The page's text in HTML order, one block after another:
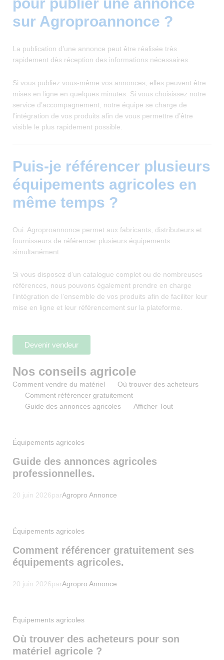
pour publier une annonce
sur Agroproannonce ?
La publication d’une annonce peut être réalisée très
rapidement dès réception des informations nécessaires.
Si vous publiez vous-même vos annonces, elles peuvent être
mises en ligne en quelques minutes. Si vous choisissez notre
service d’accompagnement, notre équipe se charge de
l’intégration de vos produits afin de vous permettre d’être
visible le plus rapidement possible.
Puis-je référencer plusieurs
équipements agricoles en
même temps ?
Oui. Agroproannonce permet aux fabricants, distributeurs et
fournisseurs de référencer plusieurs équipements
simultanément.
Si vous disposez d’un catalogue complet ou de nombreuses
références, nous pouvons également prendre en charge
l’intégration de l’ensemble de vos produits afin de faciliter leur
mise en ligne et leur référencement sur la plateforme.
Devenir vendeur
Nos conseils agricole
Comment vendre du matériel
Où trouver des acheteurs
Comment référencer gratuitement
Guide des annonces agricoles
Afficher Tout
Équipements agricoles
Guide des annonces agricoles
professionnelles.
20 juin 2026parAgropro Annonce
Équipements agricoles
Comment référencer gratuitement ses
équipements agricoles.
20 juin 2026parAgropro Annonce
Équipements agricoles
Où trouver des acheteurs pour son
matériel agricole ?